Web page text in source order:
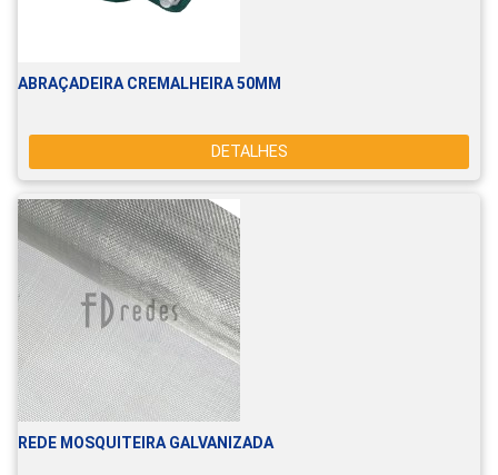
ABRAÇADEIRA CREMALHEIRA 50MM
DETALHES
REDE MOSQUITEIRA GALVANIZADA